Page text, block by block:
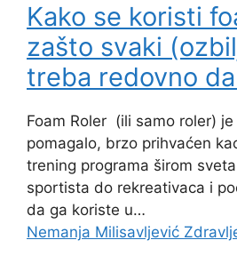
Kako se koristi
zašto svaki
treba redovno
Foam Roler (ili samo roler)
pomagalo, brzo prihvaćen
trening programa širom
sportista do rekreativaca i
da ga koriste u…
Nemanja Milisavljević